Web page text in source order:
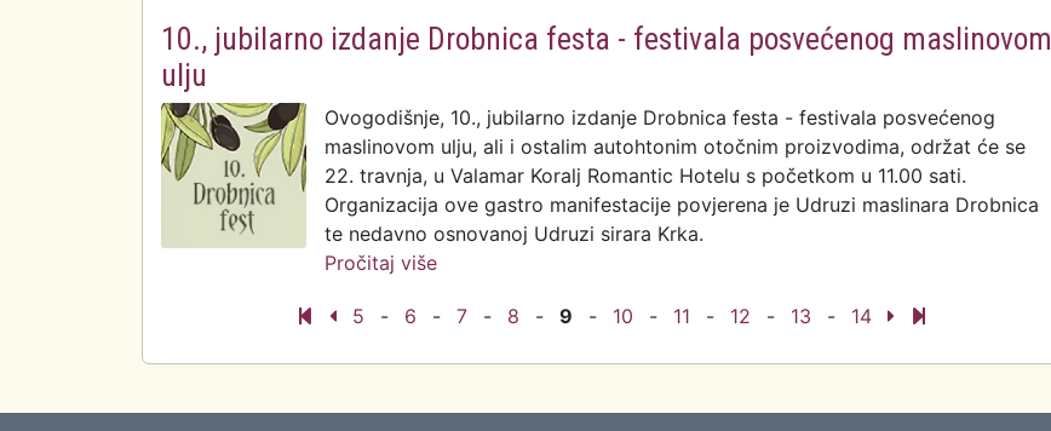
10., jubilarno izdanje Drobnica festa - festivala posvećenog maslinovom
ulju
Ovogodišnje, 10., jubilarno izdanje Drobnica festa - festivala posvećenog
maslinovom ulju, ali i ostalim autohtonim otočnim proizvodima, održat će se
22. travnja, u Valamar Koralj Romantic Hotelu s početkom u 11.00 sati.
Organizacija ove gastro manifestacije povjerena je Udruzi maslinara Drobnica
te nedavno osnovanoj Udruzi sirara Krka.
Pročitaj više
5
- 6 - 7 - 8 - 9 - 10 - 11 - 12 - 13 - 14